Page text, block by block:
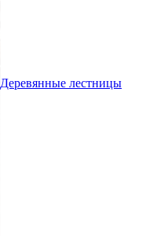
Деревянные лестницы